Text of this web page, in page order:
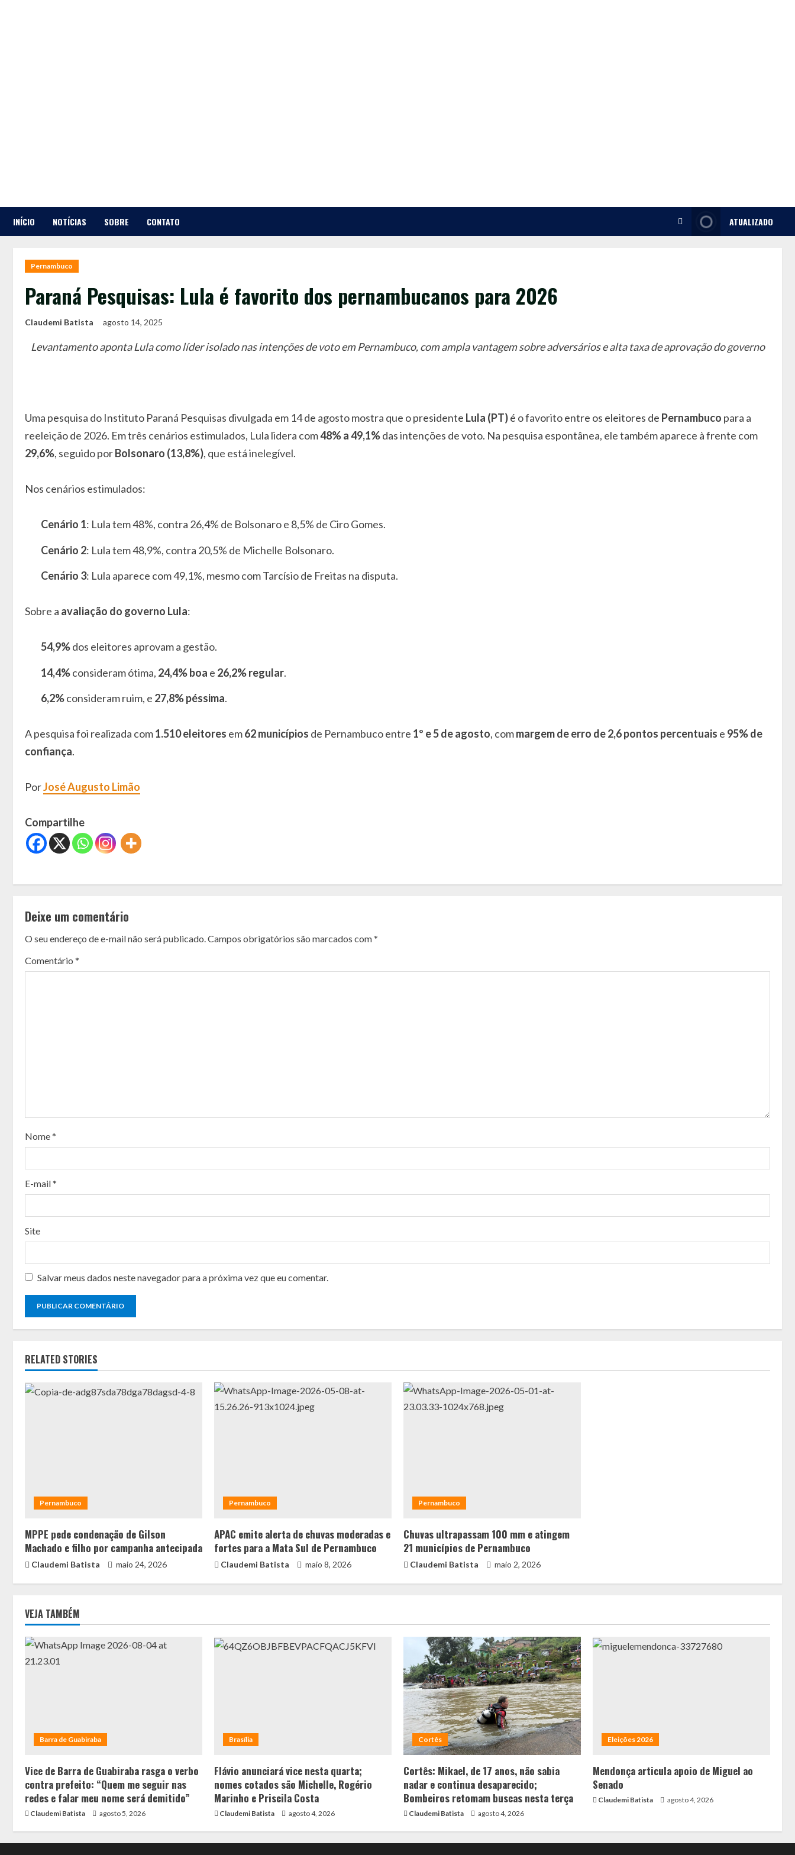
INÍCIO NOTÍCIAS SOBRE CONTATO ATUALIZADO
Pernambuco
Paraná Pesquisas: Lula é favorito dos pernambucanos para 2026
Claudemi Batista agosto 14, 2025
Levantamento aponta Lula como líder isolado nas intenções de voto em Pernambuco, com ampla vantagem sobre adversários e alta taxa de aprovação do governo
Uma pesquisa do Instituto Paraná Pesquisas divulgada em 14 de agosto mostra que o presidente Lula (PT)é o favorito entre os eleitores de Pernambuco para a
reeleição de 2026. Em três cenários estimulados, Lula lidera com48% a 49,1%das intenções de voto. Na pesquisa espontânea, ele também aparece à frente com
29,6%, seguido porBolsonaro (13,8%), que está inelegível.
Nos cenários estimulados:
Cenário 1: Lula tem 48%, contra 26,4% de Bolsonaro e 8,5% de Ciro Gomes.
Cenário 2: Lula tem 48,9%, contra 20,5% de Michelle Bolsonaro.
Cenário 3: Lula aparece com 49,1%, mesmo com Tarcísio de Freitas na disputa.
Sobre a avaliação do governo Lula:
54,9%dos eleitores aprovam a gestão.
14,4%consideram ótima, 24,4% boa e 26,2% regular.
6,2%consideram ruim, e 27,8% péssima.
A pesquisa foi realizada com1.510 eleitores em62 municípios de Pernambuco entre 1º e 5 de agosto, commargem de erro de 2,6 pontos percentuais e 95% de
confiança.
PorJosé Augusto Limão
Compartilhe
C
n
t
i
a
d
i
n
g
Deixe um comentário
O seu endereço de e-mail não será publicado. Campos obrigatórios são marcados com*
Comentário *
Nome*
E-mail*
Site
Salvar meus dados neste navegador para a próxima vez que eu comentar.
RELATED STORIES
Pernambuco
MPPE pede condenação de Gilson
Machado e filho por campanha antecipada
Claudemi Batista maio 24, 2026
Pernambuco
APAC emite alerta de chuvas moderadas e
fortes para a Mata Sul de Pernambuco
Claudemi Batista maio 8, 2026
Pernambuco
Chuvas ultrapassam 100 mm e atingem
21 municípios de Pernambuco
Claudemi Batista maio 2, 2026
VEJA TAMBÉM
Barra de Guabiraba
Vice de Barra de Guabiraba rasga o verbo
contra prefeito: “Quem me seguir nas
redes e falar meu nome será demitido”
Claudemi Batista agosto 5, 2026
Brasília
Flávio anunciará vice nesta quarta;
nomes cotados são Michelle, Rogério
Marinho e Priscila Costa
Claudemi Batista agosto 4, 2026
Cortês
Cortês: Mikael, de 17 anos, não sabia
nadar e continua desaparecido;
Bombeiros retomam buscas nesta terça
Claudemi Batista agosto 4, 2026
Eleições 2026
Mendonça articula apoio de Miguel ao
Senado
Claudemi Batista agosto 4, 2026